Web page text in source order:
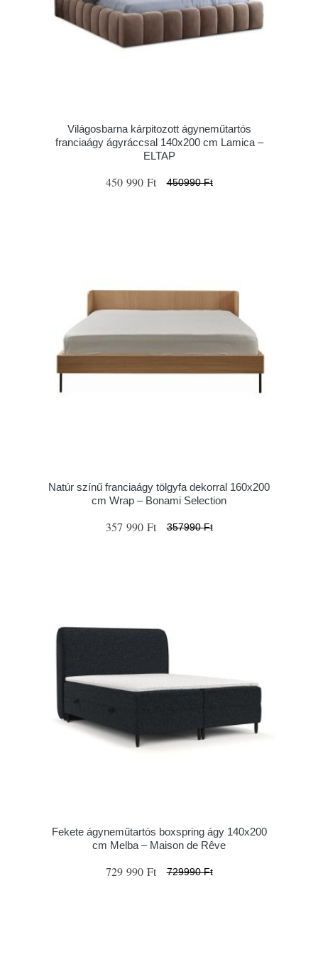
Világosbarna kárpitozott ágyneműtartós
franciaágy ágyráccsal 140x200 cm Lamica –
ELTAP
450 990 Ft 450990 Ft
Natúr színű franciaágy tölgyfa dekorral 160x200
cm Wrap – Bonami Selection
357 990 Ft 357990 Ft
Fekete ágyneműtartós boxspring ágy 140x200
cm Melba – Maison de Rêve
729 990 Ft 729990 Ft